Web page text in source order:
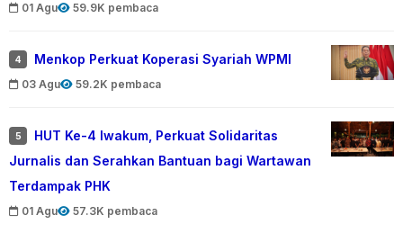
01 Agu 59.9K pembaca
4 Menkop Perkuat Koperasi Syariah WPMI
03 Agu 59.2K pembaca
5
HUT Ke-4 Iwakum, Perkuat Solidaritas
Jurnalis dan Serahkan Bantuan bagi Wartawan
Terdampak PHK
01 Agu 57.3K pembaca